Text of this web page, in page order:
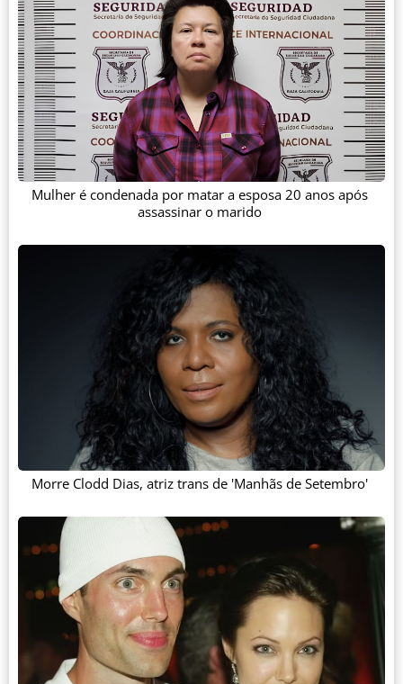
Mulher é condenada por matar a esposa 20 anos após
assassinar o marido
Morre Clodd Dias, atriz trans de 'Manhãs de Setembro'